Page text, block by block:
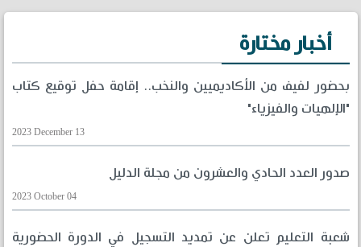
أخبار مختارة
بحضور لفيف من الأكاديميين والنخب.. إقامة حفل توقيع كتاب
"الإلهيات والفيزياء"
2023 December 13
صدور العدد الحادي والعشرون من مجلة الدليل
2023 October 04
شعبة التعليم تعلن عن تمديد التسجيل في الدورة الحضورية